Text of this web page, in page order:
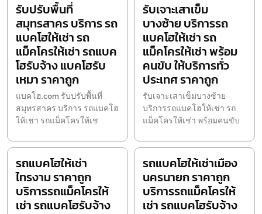
รับปรับพื้นที่
สมุทรสาคร บริการ รถ
แบคโฮให้เช่า รถ
แม็คโครให้เช่า รถแบค
โฮรับจ้าง แบคโฮรับ
เหมา ราคาถูก
แบคโฮ.com รับปรับพื้นที่
สมุทรสาคร บริการ รถแบคโฮ
ให้เช่า รถแม็คโครให้เช
รับเจาะเสาเข็ม
บางซ้าย บริการรถ
แบคโฮให้เช่า รถ
แม็คโครให้เช่า พร้อม
คนขับ ให้บริการทั่ว
ประเทศ ราคาถูก
รับเจาะเสาเข็มบางซ้าย
บริการรถแบคโฮให้เช่า รถ
แม็คโครให้เช่า พร้อมคนขับ
รถแบคโฮให้เช่า
ไทรงาม ราคาถูก
บริการรถแม็คโครให้
เช่า รถแบคโฮรับจ้าง
รถแบคโฮให้เช่าเมือง
นครนายก ราคาถูก
บริการรถแม็คโครให้
เช่า รถแบคโฮรับจ้าง